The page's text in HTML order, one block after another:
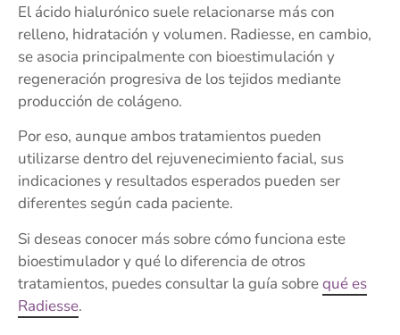
El ácido hialurónico suele relacionarse más con
relleno, hidratación y volumen. Radiesse, en cambio,
se asocia principalmente con bioestimulación y
regeneración progresiva de los tejidos mediante
producción de colágeno.
Por eso, aunque ambos tratamientos pueden
utilizarse dentro del rejuvenecimiento facial, sus
indicaciones y resultados esperados pueden ser
diferentes según cada paciente.
Si deseas conocer más sobre cómo funciona este
bioestimulador y qué lo diferencia de otros
tratamientos, puedes consultar la guía sobrequé es
Radiesse.